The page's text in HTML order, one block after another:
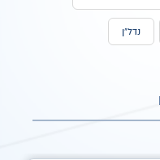
נדל"ן